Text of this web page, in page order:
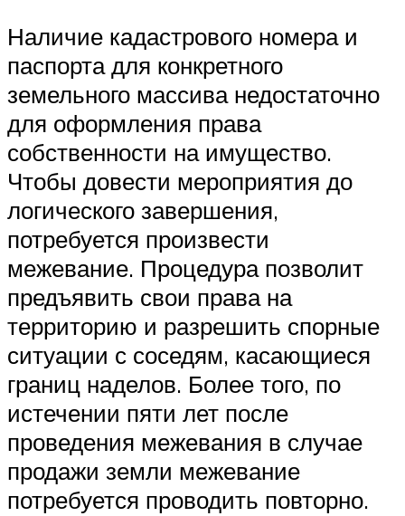
Наличие кадастрового номера и
паспорта для конкретного
земельного массива недостаточно
для оформления права
собственности на имущество.
Чтобы довести мероприятия до
логического завершения,
потребуется произвести
межевание. Процедура позволит
предъявить свои права на
территорию и разрешить спорные
ситуации с соседям, касающиеся
границ наделов. Более того, по
истечении пяти лет после
проведения межевания в случае
продажи земли межевание
потребуется проводить повторно.